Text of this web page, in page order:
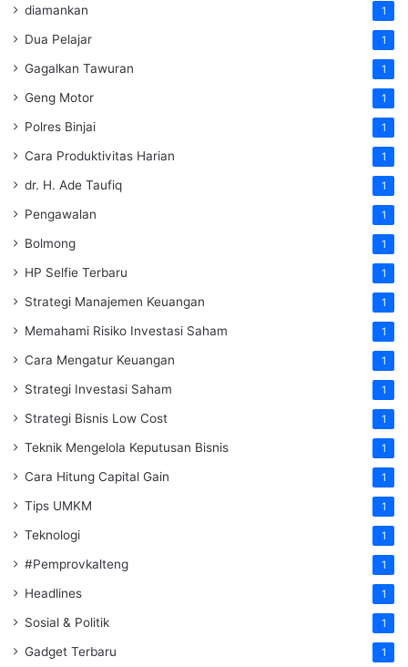
diamankan 1
Dua Pelajar 1
Gagalkan Tawuran 1
Geng Motor 1
Polres Binjai 1
Cara Produktivitas Harian 1
dr. H. Ade Taufiq 1
Pengawalan 1
Bolmong 1
HP Selfie Terbaru 1
Strategi Manajemen Keuangan 1
Memahami Risiko Investasi Saham 1
Cara Mengatur Keuangan 1
Strategi Investasi Saham 1
Strategi Bisnis Low Cost 1
Teknik Mengelola Keputusan Bisnis 1
Cara Hitung Capital Gain 1
Tips UMKM 1
Teknologi 1
#Pemprovkalteng 1
Headlines 1
Sosial & Politik 1
Gadget Terbaru 1